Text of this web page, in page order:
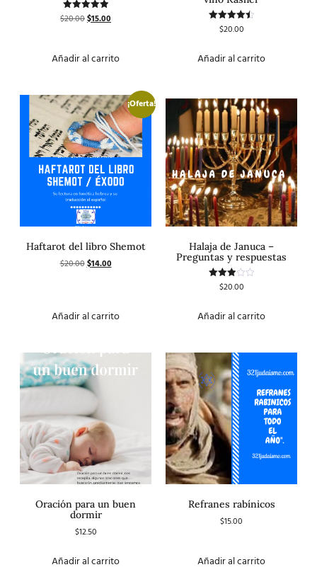
Valorado
con
$20.00$15.00
Añadir al carrito
Valorado
$20.00
Añadir al carrito
¡Oferta!
Haftarot del libro Shemot
$20.00$14.00
Añadir al carrito
Halaja de Januca –
Preguntas y respuestas
Valorado
con
$20.00
Añadir al carrito
Oración para un buen
dormir
$12.50
Añadir al carrito
Refranes rabínicos
$15.00
Añadir al carrito